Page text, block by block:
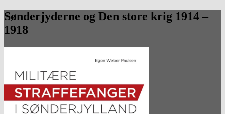
Sønderjyderne og Den store krig 1914 –
1918